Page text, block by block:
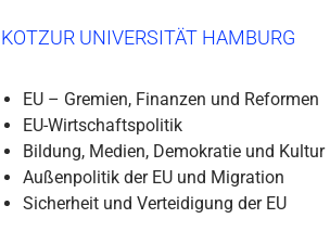
KOTZUR UNIVERSITÄT HAMBURG
EU – Gremien, Finanzen und Reformen
EU-Wirtschaftspolitik
Bildung, Medien, Demokratie und Kultur
Außenpolitik der EU und Migration
Sicherheit und Verteidigung der EU